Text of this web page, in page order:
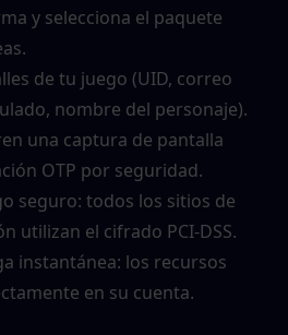
y selecciona el paquete
de tu juego (UID, correo
nombre del personaje).
una captura de pantalla
OTP por seguridad.
seguro: todos los sitios de
utilizan el cifrado PCI-DSS.
instantánea: los recursos
en su cuenta.